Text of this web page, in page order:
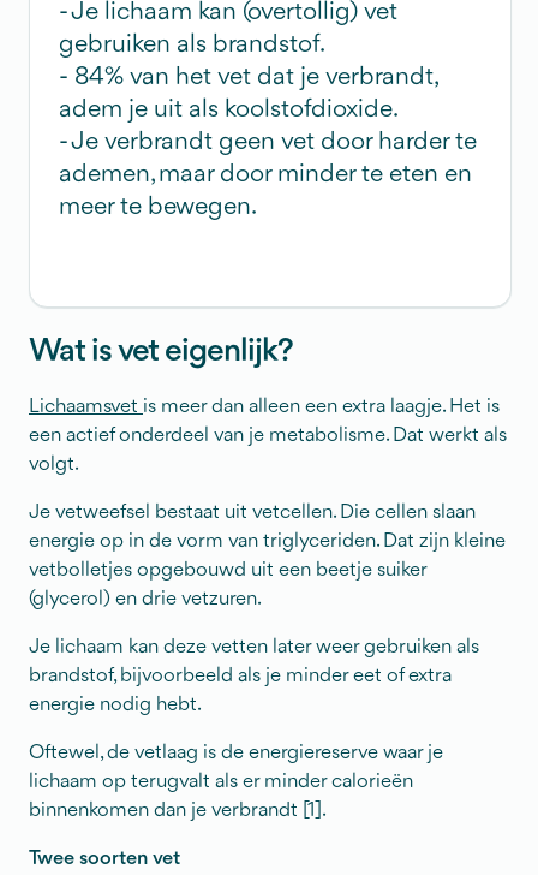
- Je lichaam kan (overtollig) vet
gebruiken als brandstof.
- 84% van het vet dat je verbrandt,
adem je uit als koolstofdioxide.
- Je verbrandt geen vet door harder te
ademen, maar door minder te eten en
meer te bewegen.
Wat is vet eigenlijk?
Lichaamsvet is meer dan alleen een extra laagje. Het is
een actief onderdeel van je metabolisme. Dat werkt als
volgt.
Je vetweefsel bestaat uit vetcellen. Die cellen slaan
energie op in de vorm van triglyceriden. Dat zijn kleine
vetbolletjes opgebouwd uit een beetje suiker
(glycerol) en drie vetzuren.
Je lichaam kan deze vetten later weer gebruiken als
brandstof, bijvoorbeeld als je minder eet of extra
energie nodig hebt.
Oftewel, de vetlaag is de energiereserve waar je
lichaam op terugvalt als er minder calorieën
binnenkomen dan je verbrandt [1].
Twee soorten vet